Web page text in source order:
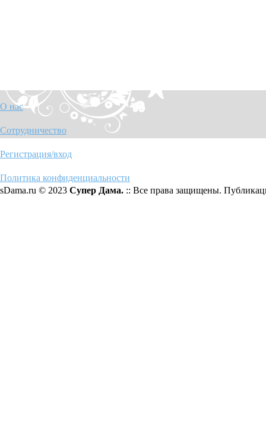
О нас
Сотрудничество
Регистрация/вход
Политика конфиденциальности
sDama.ru © 2023 Супер Дама. :: Все права защищены.